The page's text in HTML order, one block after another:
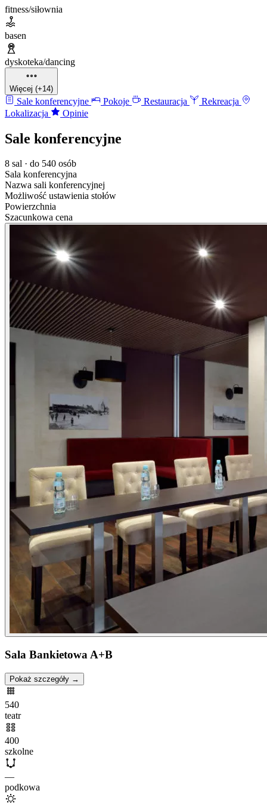
fitness/siłownia
basen
dyskoteka/dancing
Więcej (+14)
Sale konferencyjne Pokoje Restauracja
Rekreacja
Lokalizacja
Opinie
Sale konferencyjne
8 sal · do 540 osób
Sala konferencyjna
Nazwa sali konferencyjnej
Możliwość ustawienia stołów
Powierzchnia
Szacunkowa cena
Sala Bankietowa A+B
Pokaż szczegóły →
540
teatr
400
szkolne
—
podkowa